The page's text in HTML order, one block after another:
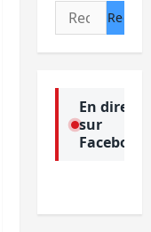
Rechercher :
En direct
sur
Facebook